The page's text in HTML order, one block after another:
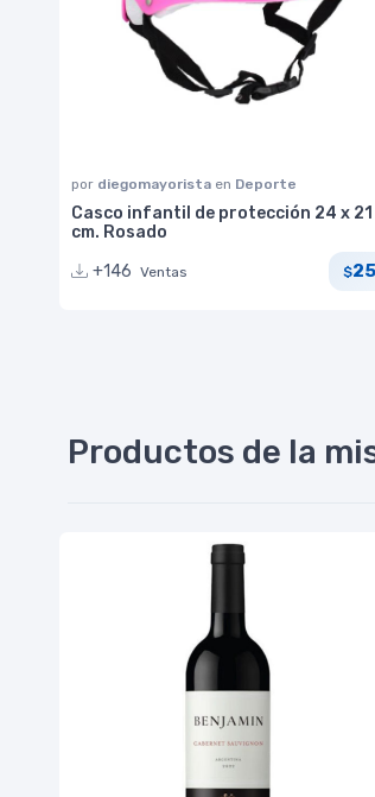
por diegomayorista en Deporte
Casco infantil de protección 24 x 21
cm. Rosado
+146 Ventas $
Productos de la